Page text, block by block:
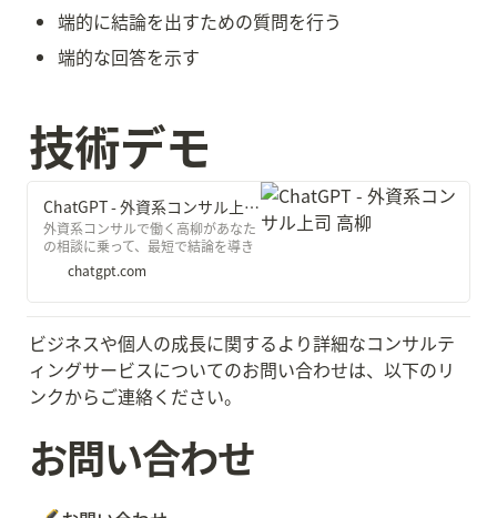
端的に結論を出すための質問を行う
端的な回答を示す
技術デモ
ChatGPT - 外資系コンサル上司 高柳
外資系コンサルで働く高柳があなた
の相談に乗って、最短で結論を導き
ます。壁打ち相手にどうぞ。※この
システムは独断と偏見で出来ていま
す。
chatgpt.com
ビジネスや個人の成長に関するより詳細なコンサルテ
ィングサービスについてのお問い合わせは、以下のリ
ンクからご連絡ください。
お問い合わせ